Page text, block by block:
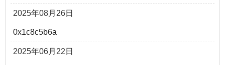
2025年08月26日
0x1c8c5b6a
2025年06月22日